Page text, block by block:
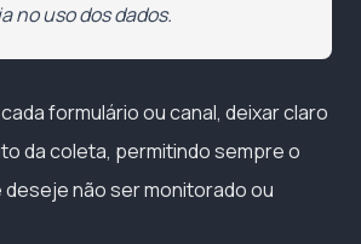
no uso dos dados.
formulário ou canal, deixar claro
da coleta, permitindo sempre o
não ser monitorado ou